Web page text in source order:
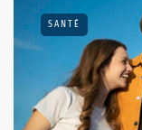
SANTÉ